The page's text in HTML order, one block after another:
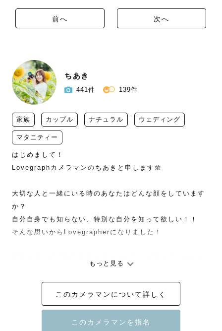
前へ 次へ
ちあき
441件 139件
家族 カップル ナチュラル ウェディング
マタニティー
はじめまして！
Lovegraphカメラマンのちあきと申します🌼
大切な人と一緒にいる時のあなたはどんな顔をしています
か？
自分自身でも知らない、特別な自分を知って欲しい！！
そんな思いからLovegrapherになりました！
【撮影準備】
事前のヒアリングは丁寧に行います。
もっと見る
このカメラマンについて詳しく